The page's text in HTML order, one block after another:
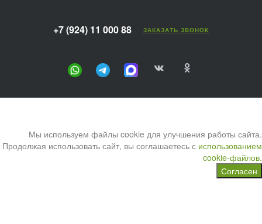
+7 (924) 11 000 88 ЗАКАЗАТЬ ЗВОНОК
Мы используем файлы cookie для улучшения работы сайта.
Продолжая использовать сайт, вы соглашаетесь с использованием
cookie-файлов.
Согласен